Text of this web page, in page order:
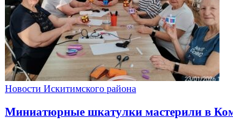
Новости Искитимского района
Миниатюрные шкатулки мастерили в